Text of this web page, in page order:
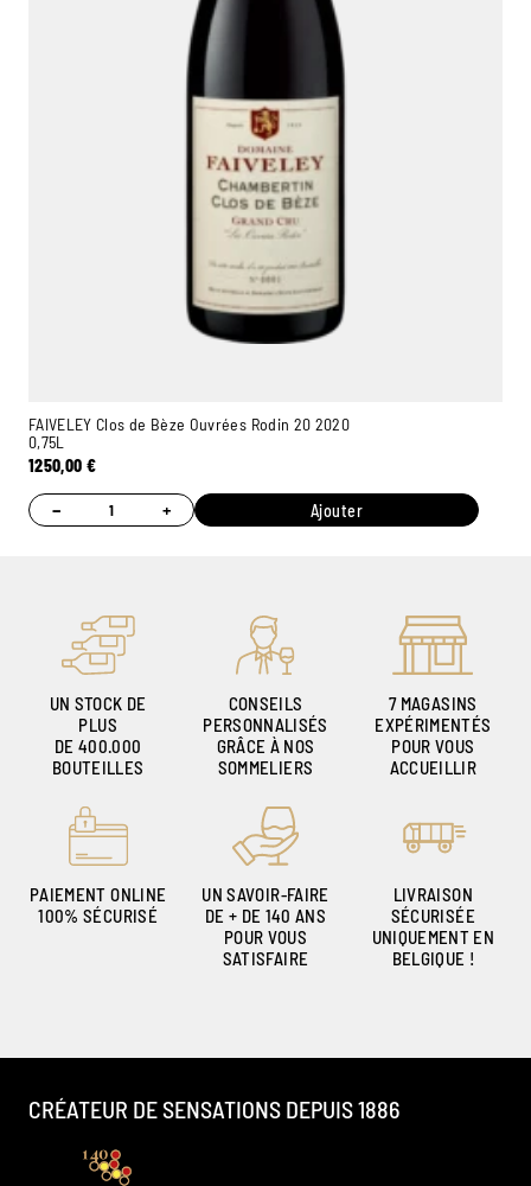
FAIVELEY Clos de Bèze Ouvrées Rodin 20 2020
0,75L
1250,00 €
− + Ajouter
UN STOCK DE
PLUS
DE 400.000
BOUTEILLES
CONSEILS
PERSONNALISÉS
GRÂCE À NOS
SOMMELIERS
7 MAGASINS
EXPÉRIMENTÉS
POUR VOUS
ACCUEILLIR
PAIEMENT ONLINE
100% SÉCURISÉ
UN SAVOIR-FAIRE
DE + DE 140 ANS
POUR VOUS
SATISFAIRE
LIVRAISON
SÉCURISÉE
UNIQUEMENT EN
BELGIQUE !
CRÉATEUR DE SENSATIONS DEPUIS 1886